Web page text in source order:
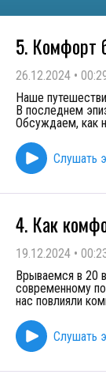
5. Комфорт
26.12.2024 •
Наше
В последнем
Обсуждаем, как
Слушать
4. Как
19.12.2024 •
Врываемся в 20
современному
нас повлияли
Слушать